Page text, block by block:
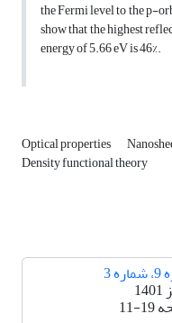
the Fermi level to the p-
show that the highest
energy of 5.66 eV is 46%.
Optical properties
Density functional theory
3
11-19